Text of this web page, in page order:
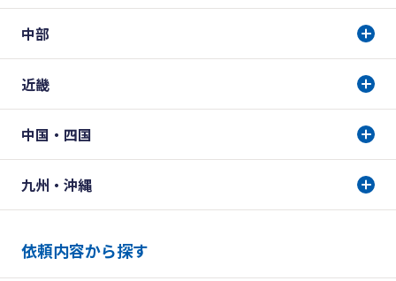
中部
近畿
中国・四国
九州・沖縄
依頼内容から探す